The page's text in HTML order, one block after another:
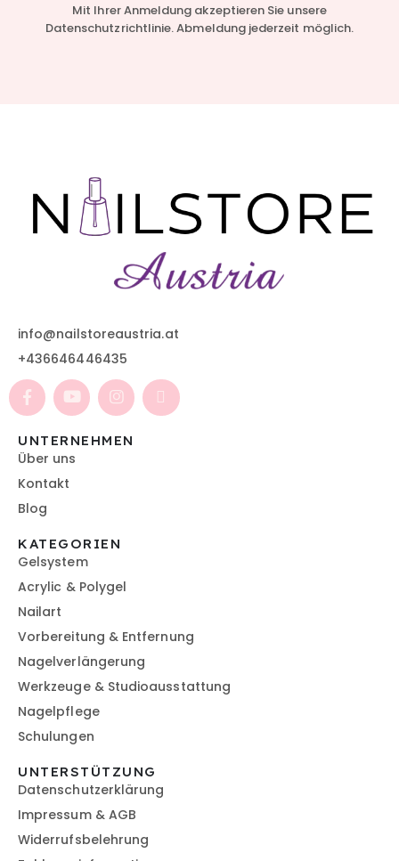
Mit Ihrer Anmeldung akzeptieren Sie unsere
Datenschutzrichtlinie. Abmeldung jederzeit möglich.
info@nailstoreaustria.at
+436646446435
UNTERNEHMEN
Über uns
Kontakt
Blog
KATEGORIEN
Gelsystem
Acrylic & Polygel
Nailart
Vorbereitung & Entfernung
Nagelverlängerung
Werkzeuge & Studioausstattung
Nagelpflege
Schulungen
UNTERSTÜTZUNG
Datenschutzerklärung
Impressum & AGB
Widerrufsbelehrung